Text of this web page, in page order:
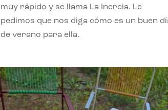
muy rápido y se llama La Inercia. Le
pedimos que nos diga cómo es un buen
de verano para ella.